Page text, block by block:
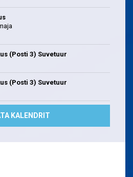
(Posti 3) Suvetuur
(Posti 3) Suvetuur
KALENDRIT